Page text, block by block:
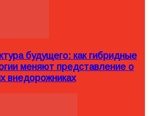
будущего: как гибридные
меняют представление о
внедорожниках